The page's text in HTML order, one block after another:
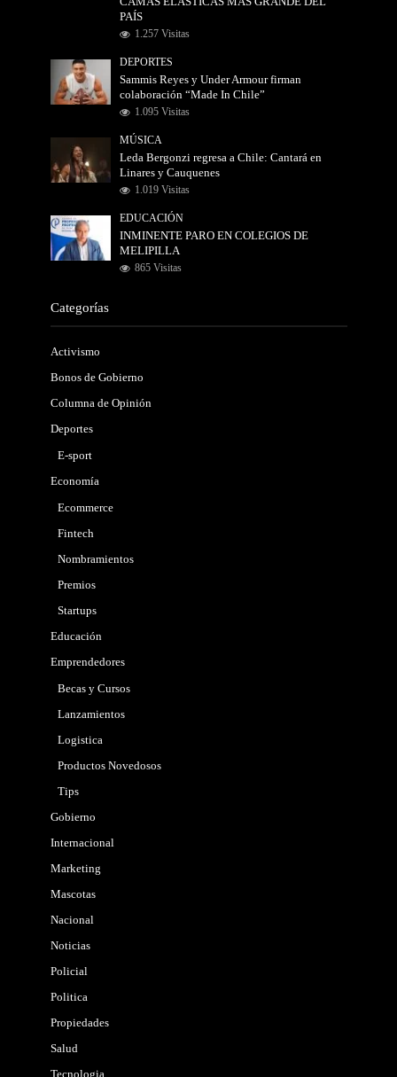
PAÍS
1.257 Visitas
DEPORTES
Sammis Reyes y Under Armour firman
colaboración “Made In Chile”
1.095 Visitas
MÚSICA
Leda Bergonzi regresa a Chile: Cantará en
Linares y Cauquenes
1.019 Visitas
EDUCACIÓN
INMINENTE PARO EN COLEGIOS DE
MELIPILLA
865 Visitas
Categorías
Activismo
Bonos de Gobierno
Columna de Opinión
Deportes
E-sport
Economía
Ecommerce
Fintech
Nombramientos
Premios
Startups
Educación
Emprendedores
Becas y Cursos
Lanzamientos
Logistica
Productos Novedosos
Tips
Gobierno
Internacional
Marketing
Mascotas
Nacional
Noticias
Policial
Politica
Propiedades
Salud
Tecnologia